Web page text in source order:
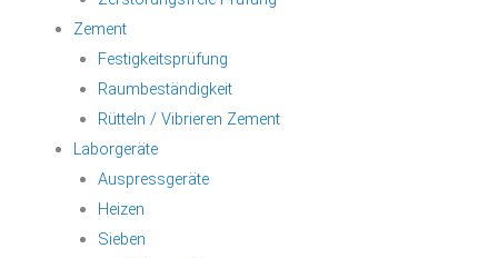
Zement
Festigkeitsprüfung
Raumbeständigkeit
Rütteln / Vibrieren Zement
Laborgeräte
Auspressgeräte
Heizen
Sieben